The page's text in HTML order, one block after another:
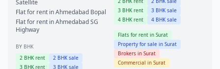
Satellite
Flat for rent inAhmedabad Bopal
Flat for rent inAhmedabadSG
Highway
BY BHK
2 BHK rent 2 BHK sale
3 BHK rent 3 BHK sale
3 BHK rent 3 BHK sale
4 BHK rent 4 BHK sale
Flats for rent in Surat
Property for sale in Surat
Brokers in Surat
Commercial in Surat